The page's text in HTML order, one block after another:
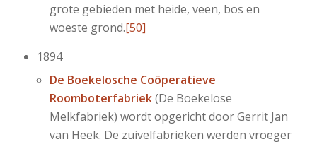
grote gebieden met heide, veen, bos en
woeste grond.[50]
1894
De Boekelosche Coöperatieve
Roomboterfabriek(De Boekelose
Melkfabriek) wordt opgericht door Gerrit Jan
van Heek. De zuivelfabrieken werden vroeger